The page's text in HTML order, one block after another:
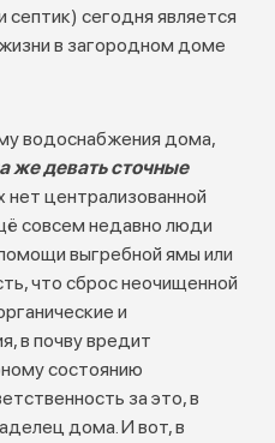
септик) сегодня является
в загородном доме
водоснабжения дома,
же девать сточные
нет централизованной
совсем недавно люди
выгребной ямы или
что сброс неочищенной
и
в почву вредит
состоянию
за это, в
дома. И вот, в